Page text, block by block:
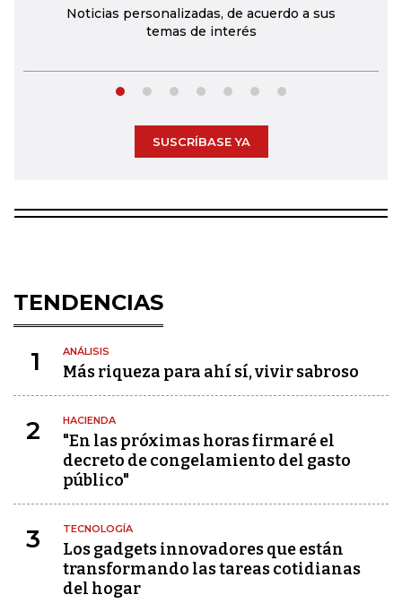
Noticias personalizadas, de acuerdo a sus
temas de interés
SUSCRÍBASE YA
TENDENCIAS
1 ANÁLISIS
Más riqueza para ahí sí, vivir sabroso
2 HACIENDA
"En las próximas horas firmaré el
decreto de congelamiento del gasto
público"
3 TECNOLOGÍA
Los gadgets innovadores que están
transformando las tareas cotidianas
del hogar